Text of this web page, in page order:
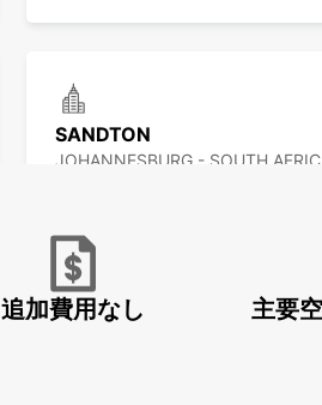
SANDTON
JOHANNESBURG - SOUTH
FOURWAYS
追加費用なし
主要